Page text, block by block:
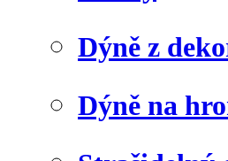
Dýně z
Dýně na